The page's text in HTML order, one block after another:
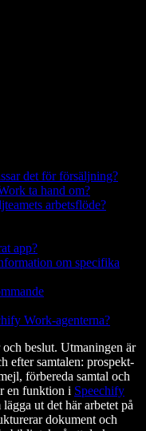
det för försäljning?
ta hand om?
arbetsflöde?
app?
om specifika
Work-agenterna?
beslut. Utmaningen är
efter samtalen: prospekt-
förbereda samtal och
en funktion i Speechify
ut det här arbetet på
dokument och